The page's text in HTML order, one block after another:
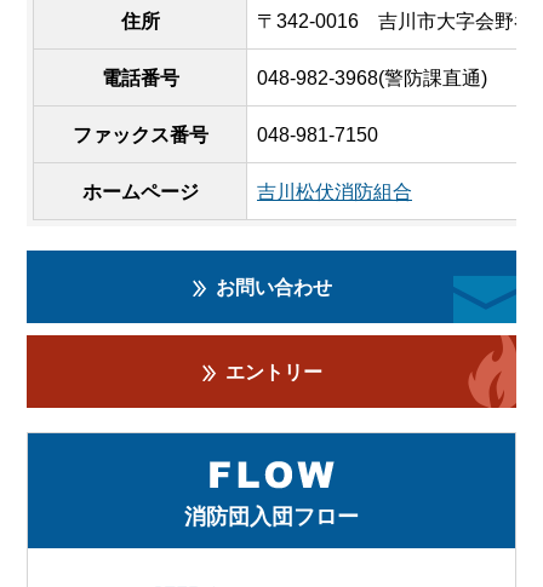
住所 〒342-0016 吉川市大字会野谷
電話番号 048-982-3968(警防課直通)
ファックス番号 048-981-7150
ホームページ 吉川松伏消防組合
お問い合わせ
エントリー
消防団入団フロー